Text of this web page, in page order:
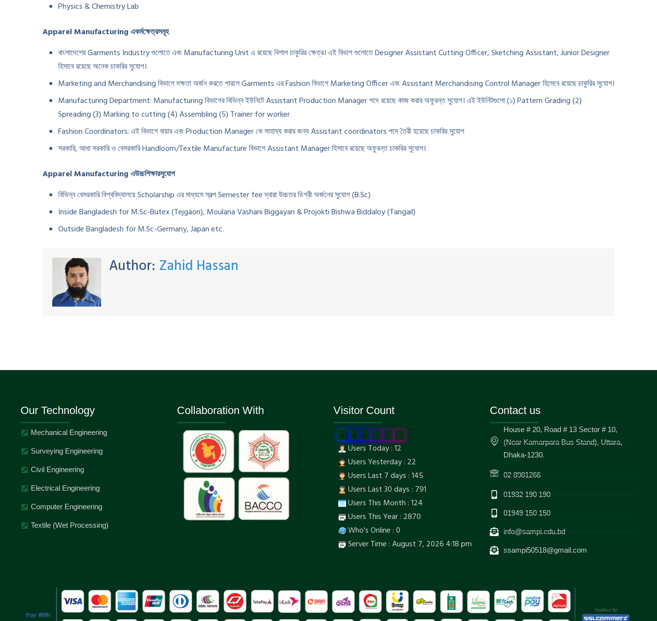
Physics & Chemistry Lab
Apparel Manufacturing একর্মক্ষেত্রসমূহ
বাংলাদেশের Garments Industry গুলোতে এবং Manufacturing Unit এ রয়েছে বিশাল চাকুরির ক্ষেত্র। এই বিভাগ গুলোতে Designer Assistant Cutting Officer, Sketching Assistant, Junior Designer
হিসাবে রয়েছে অনেক চাকরির সুযোগ।
Marketing and Merchandising বিভাগে দক্ষতা অর্জন করতে পারলে Garments এর Fashion বিভাগে Marketing Officer এবং Assistant Merchandising Control Manager হিসেবে রয়েছে চাকুরির সুযোগ।
Manufacturing Department: Manufacturing বিভাগের বিভিন্ন ইউনিটে Assistant Production Manager পদে রয়েছে কাজ করার অফুরন্ত সুযোগ। এই ইউনিটগুলো (১) Pattern Grading (2)
Spreading (3) Marking to cutting (4) Assembling (5) Trainer for worker
Fashion Coordinators: এই বিভাগে বায়ার এবং Production Manager কে সাহায্য করার জন্য Assistant coordinators পদে তৈরী হয়েছে চাকরির সুযোগ
সরকারি, আধা সরকারি ও বেসরকারি Handloom/Textile Manufacture বিভাগে Assistant Manager হিসাবে রয়েছে অফুরন্ত চাকরির সুযোগ।
Apparel Manufacturing এউচ্চশিক্ষারসুযোগ
বিভিন্ন বেসরকারি বিশ্ববিদ্যালয়ে Scholarship এর মাধ্যমে স্বল্প Semester fee দ্বারা উচ্চতর ডিগ্রী অর্জনের সুযোগ (B.Sc)
Inside Bangladesh for M.Sc-Butex (Tejgaon), Moulana Vashani Biggayan & Projokti Bishwa Biddaloy (Tangail)
Outside Bangladesh for M.Sc-Germany, Japan etc.
Author: Zahid Hassan
Our Technology
Mechanical Engineering
Surveying Engineering
Civil Engineering
Electrical Engineering
Computer Engineering
Textile (Wet Processing)
Collaboration With Visitor Count
0 0 3 7 7 7
Users Today : 12
Users Yesterday : 22
Users Last 7 days : 145
Users Last 30 days : 791
Users This Month : 124
Users This Year : 2870
Who's Online : 0
Server Time : August 7, 2026 4:18 pm
Contact us
House # 20, Road # 13 Sector # 10,
(Near Kamarpara Bus Stand), Uttara,
Dhaka-1230.
02 8981266
01932 190 190
01949 150 150
info@sampi.edu.bd
ssampi50518@gmail.com